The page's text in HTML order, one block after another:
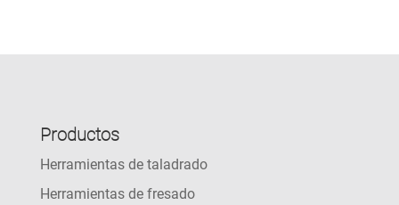
Productos
Herramientas de taladrado
Herramientas de fresado